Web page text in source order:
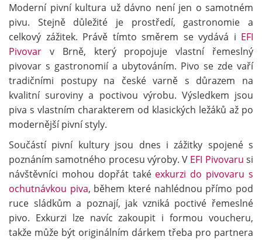
Moderní pivní kultura už dávno není jen o samotném
pivu. Stejně důležité je prostředí, gastronomie a
celkový zážitek. Právě tímto směrem se vydává i EFI
Pivovar v Brně, který propojuje vlastní řemeslný
pivovar s gastronomií a ubytováním. Pivo se zde vaří
tradičními postupy na české varně s důrazem na
kvalitní suroviny a poctivou výrobu. Výsledkem jsou
piva s vlastním charakterem od klasických ležáků až po
modernější pivní styly.
Součástí pivní kultury jsou dnes i zážitky spojené s
poznáním samotného procesu výroby. V EFI Pivovaru si
návštěvníci mohou dopřát také exkurzi do pivovaru s
ochutnávkou piva, během které nahlédnou přímo pod
ruce sládkům a poznají, jak vzniká poctivé řemeslné
pivo. Exkurzi lze navíc zakoupit i formou voucheru,
takže může být originálním dárkem třeba pro partnera